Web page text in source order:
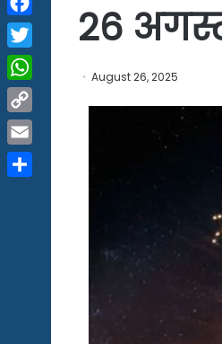
26
August 26, 2025
Facebook
Twitter
WhatsApp
Copy
Link
Email